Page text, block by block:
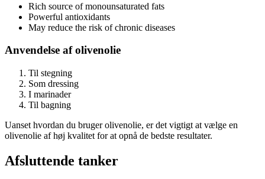
Rich source of monounsaturated fats
Powerful antioxidants
May reduce the risk of chronic diseases
Anvendelse af olivenolie
Til stegning
Som dressing
I marinader
Til bagning
Uanset hvordan du bruger olivenolie, er det vigtigt at vælge en
olivenolie af høj kvalitet for at opnå de bedste resultater.
Afsluttende tanker